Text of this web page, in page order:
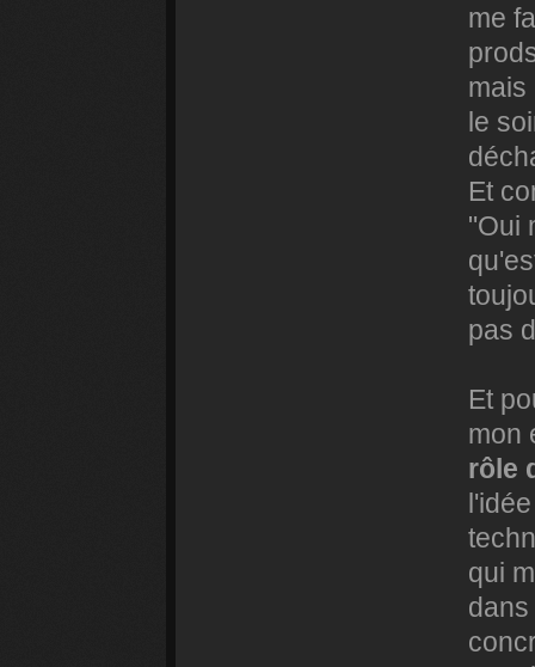
me
mais
le
Et
"Oui
pas
Et
mon
rôle
qui